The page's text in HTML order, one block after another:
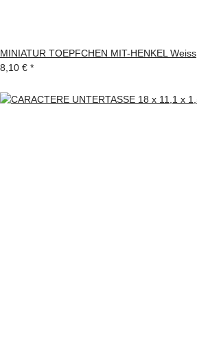
MINIATUR TOEPFCHEN MIT-HENKEL Weiss
8,10 € *